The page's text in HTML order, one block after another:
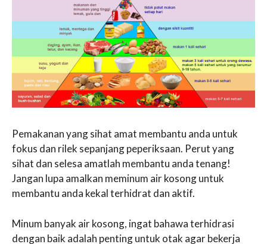
Pemakanan yang sihat amat membantu anda untuk
fokus dan rilek sepanjang peperiksaan. Perut yang
sihat dan selesa amatlah membantu anda tenang!
Jangan lupa amalkan meminum air kosong untuk
membantu anda kekal terhidrat dan aktif.
Minum banyak air kosong, ingat bahawa terhidrasi
dengan baik adalah penting untuk otak agar bekerja